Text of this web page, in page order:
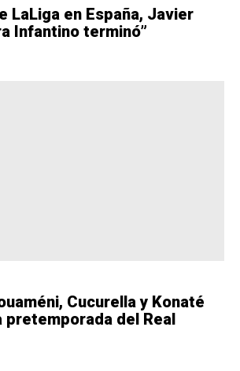
LaLiga en España, Javier
Infantino terminó”
Cucurella y Konaté
pretemporada del Real